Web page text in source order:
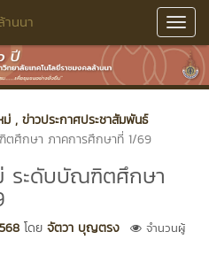
านนา
ม่ , ข่าวประกาศประชาสัมพันธ์
ศึกษา ภาคการศึกษาที่ 1/69
ระดับบัณฑิตศึกษา
โดย จัตวา บุญตรง
จำนวนผู้